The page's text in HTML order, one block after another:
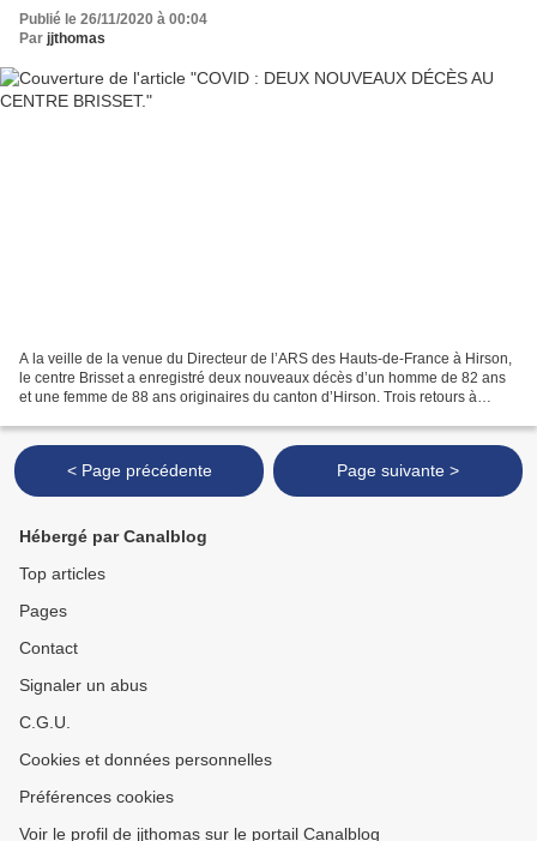
Publié le 26/11/2020 à 00:04
Par jjthomas
A la veille de la venue du Directeur de l’ARS des Hauts-de-France à Hirson,
le centre Brisset a enregistré deux nouveaux décès d’un homme de 82 ans
et une femme de 88 ans originaires du canton d’Hirson. Trois retours à
< Page précédente Page suivante >
Hébergé par Canalblog
Top articles
Pages
Contact
Signaler un abus
C.G.U.
Cookies et données personnelles
Préférences cookies
Voir le profil de jjthomas sur le portail Canalblog